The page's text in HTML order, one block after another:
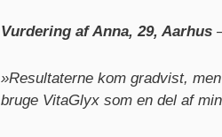
Vurdering af Anna, 29, Aarhus
»Resultaterne kom gradvist,
bruge VitaGlyx som en del af